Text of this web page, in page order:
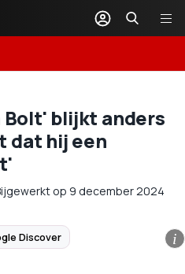
Bolt' blijkt anders
dat hij een
op 9 december 2024
Discover i